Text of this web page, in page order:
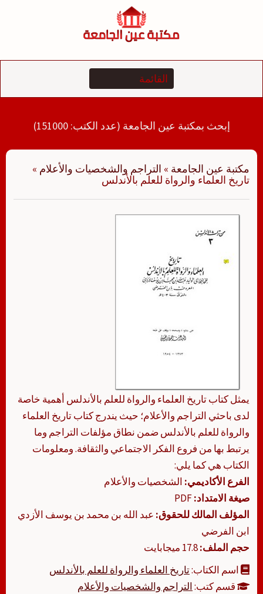
إبحث بمكتبة عين الجامعة (عدد الكتب: 151000)
مكتبة عين الجامعة » التراجم والشخصيات والأعلام »
تاريخ العلماء والرواة للعلم بالأندلس
يمثل كتاب تاريخ العلماء والرواة للعلم بالأندلس أهمية خاصة
لدى باحثي التراجم والأعلام؛ حيث يندرج كتاب تاريخ العلماء
والرواة للعلم بالأندلس ضمن نطاق مؤلفات التراجم وما
يرتبط بها من فروع الفكر الاجتماعي والثقافة. ومعلومات
الكتاب هي كما يلي:
الفرع الأكاديمي: الشخصيات والأعلام
صيغة الامتداد:
المؤلف المالك للحقوق: عبد الله بن محمد بن يوسف الأزدي
ابن الفرضي
حجم الملف:
اسم الكتاب:تاريخ العلماء والرواة للعلم بالأندلس
قسم كتب:التراجم والشخصيات والأعلام